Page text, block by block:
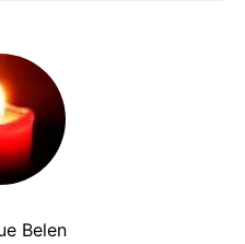
Belen